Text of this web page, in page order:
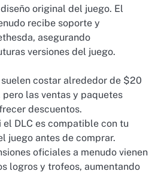
original del juego. El
recibe soporte y
asegurando
versiones del juego.
suelen costar alrededor de $20
pero las ventas y paquetes
descuentos.
el DLC es compatible con tu
juego antes de comprar.
oficiales a menudo vienen
logros y trofeos, aumentando